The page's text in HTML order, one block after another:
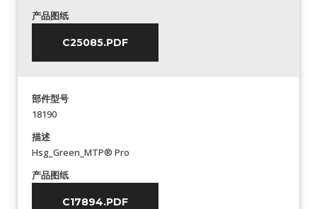
产品图纸
C25085.PDF
部件型号
18190
描述
Hsg_Green_MTP® Pro
产品图纸
C17894.PDF